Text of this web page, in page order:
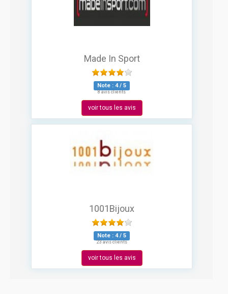
Made In Sport
Note : 4/ 5
8 avis clients
voir tous les avis
1001Bijoux
Note : 4/ 5
23 avis clients
voir tous les avis